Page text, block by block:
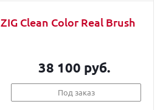
Clean Color Real Brush
38 100 руб.
Под заказ